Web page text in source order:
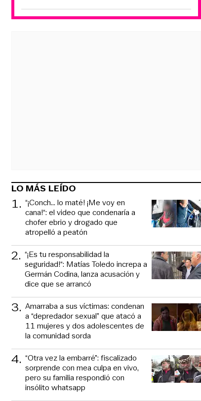
LO MÁS LEÍDO
1. “¡Conch... lo maté! ¡Me voy en
cana!“: el video que condenaría a
chofer ebrio y drogado que
atropelló a peatón
2. “¡Es tu responsabilidad la
seguridad!“: Matías Toledo increpa a
Germán Codina, lanza acusación y
dice que se arrancó
3. Amarraba a sus víctimas: condenan
a “depredador sexual” que atacó a
11 mujeres y dos adolescentes de
la comunidad sorda
4. “Otra vez la embarré”: fiscalizado
sorprende con mea culpa en vivo,
pero su familia respondió con
insólito whatsapp